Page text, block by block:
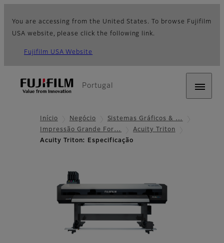
You are accessing from the United States. To browse Fujifilm
USA website, please click the following link.
Fujifilm USA Website
Portugal
Início Negócio
Sistemas Gráficos & …
Impressão Grande For…
Acuity Triton
Acuity Triton: Especificação